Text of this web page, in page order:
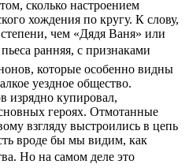
сколько настроением
хождения по кругу. К слову,
чем «Дядя Ваня» или
ранняя, с признаками
которые особенно видны
уездное общество.
изрядно купировал,
героях. Отмотанные
взгляду выстроились в цепь
вроде бы мы видим, как
Но на самом деле это 